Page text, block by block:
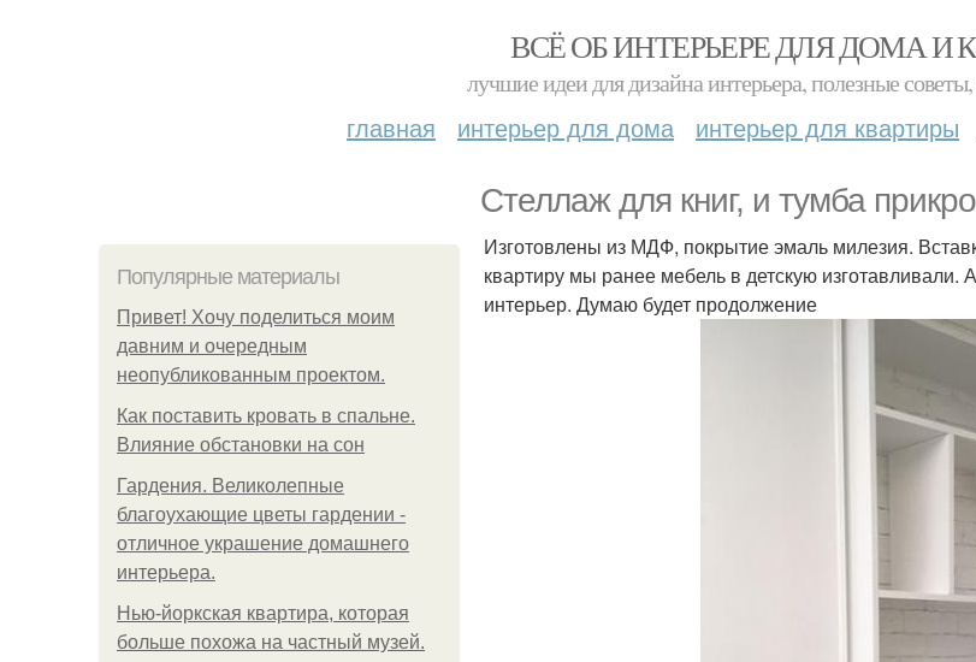
ВСЁ ОБ ИНТЕРЬЕРЕ ДЛЯ ДОМА И
лучшие идеи для дизайна интерьера, полезные
главная интерьер для дома интерьер для квартиры
Стеллаж для книг, и тумба
Популярные материалы
Привет! Хочу поделиться моим
давним и очередным
неопубликованным проектом.
Как поставить кровать в спальне.
Влияние обстановки на сон
Гардения. Великолепные
благоухающие цветы гардении -
отличное украшение домашнего
интерьера.
Нью-йоркская квартира, которая
больше похожа на частный музей.
Изготовлены из МДФ, покрытие эмаль милезия.
квартиру мы ранее мебель в детскую изготавливали.
интерьер. Думаю будет продолжение